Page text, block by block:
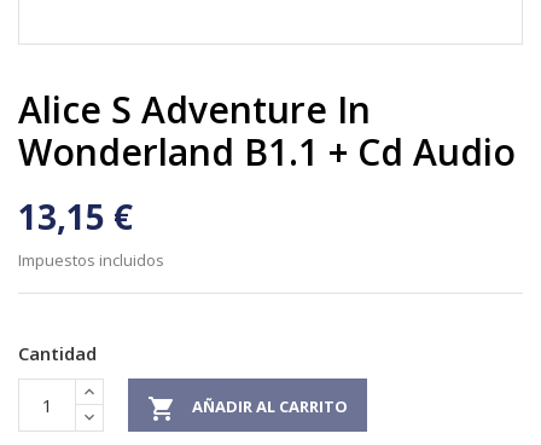
Alice S Adventure In
Wonderland B1.1 + Cd Audio
13,15 €
Impuestos incluidos
Cantidad
 AÑADIR AL CARRITO